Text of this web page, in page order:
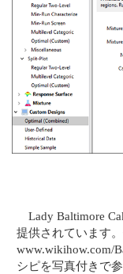
Lady Baltimore
提供されています
www.wikihow.com/
シピを写真付きで